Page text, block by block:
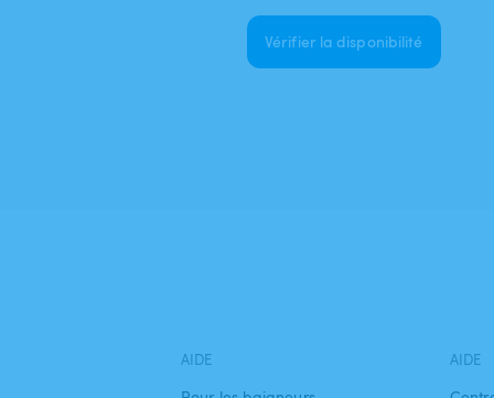
Vérifier la disponibilité
AIDE AIDE